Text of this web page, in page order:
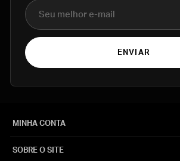
E-mail
ENVIAR
MINHA CONTA
SOBRE O SITE